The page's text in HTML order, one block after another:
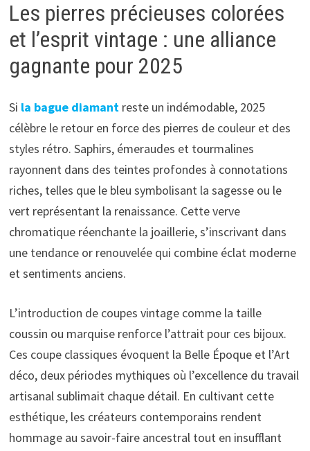
Les pierres précieuses colorées
et l’esprit vintage : une alliance
gagnante pour 2025
Si la bague diamantreste un indémodable, 2025
célèbre le retour en force des pierres de couleur et des
styles rétro. Saphirs, émeraudes et tourmalines
rayonnent dans des teintes profondes à connotations
riches, telles que le bleu symbolisant la sagesse ou le
vert représentant la renaissance. Cette verve
chromatique réenchante la joaillerie, s’inscrivant dans
une tendance or renouvelée qui combine éclat moderne
et sentiments anciens.
L’introduction de coupes vintage comme la taille
coussin ou marquise renforce l’attrait pour ces bijoux.
Ces coupe classiques évoquent la Belle Époque et l’Art
déco, deux périodes mythiques où l’excellence du travail
artisanal sublimait chaque détail. En cultivant cette
esthétique, les créateurs contemporains rendent
hommage au savoir-faire ancestral tout en insufflant